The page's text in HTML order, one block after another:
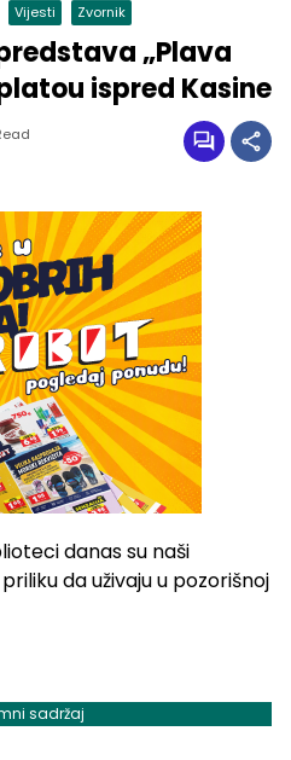
Vijesti Zvornik
„Plava
ispred Kasine
danas su naši
da uživaju u pozorišnoj
sadržaj